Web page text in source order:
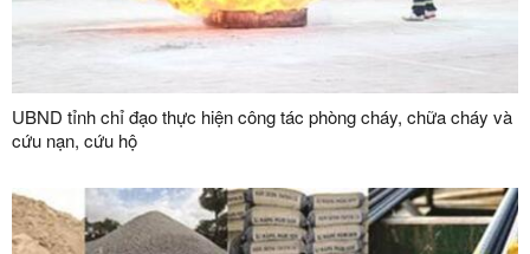
UBND tỉnh chỉ đạo thực hiện công tác phòng cháy, chữa cháy và
cứu nạn, cứu hộ